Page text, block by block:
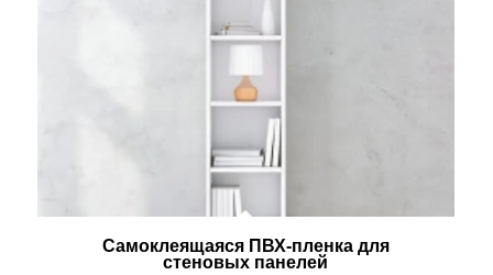
Самоклеящаяся ПВХ-пленка для
стеновых панелей